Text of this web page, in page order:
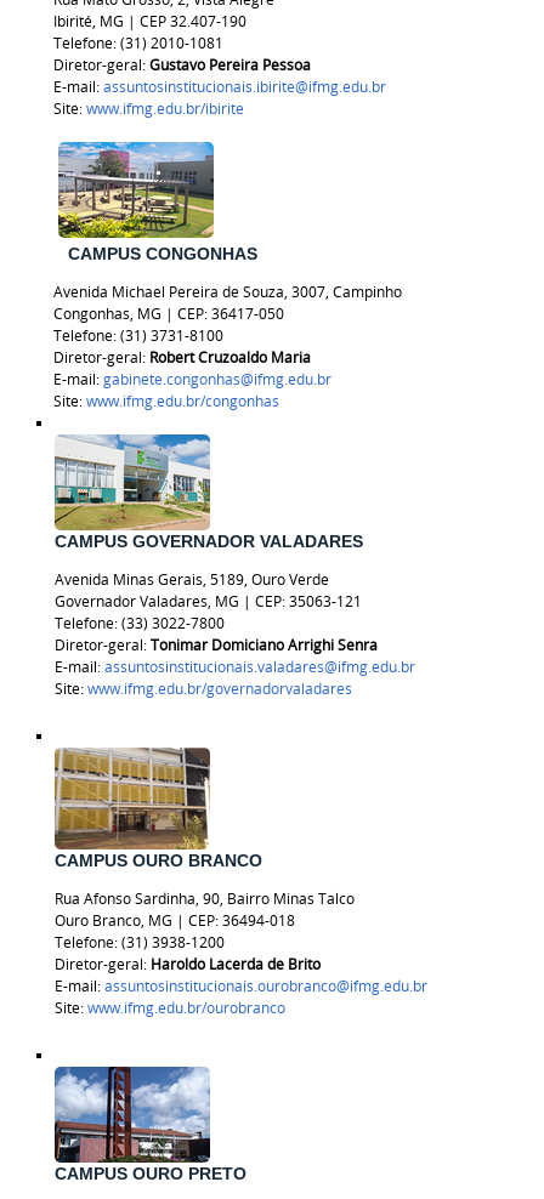
Ibirité, MG | CEP 32.407-190
Telefone: (31) 2010-1081
Diretor-geral:Gustavo Pereira Pessoa
E-mail:assuntosinstitucionais.ibirite@ifmg.edu.br
Site:www.ifmg.edu.br/ibirite
CAMPUS CONGONHAS
Avenida Michael Pereira de Souza, 3007, Campinho
Congonhas, MG | CEP: 36417-050
Telefone: (31) 3731-8100
Diretor-geral: Robert Cruzoaldo Maria
E-mail:gabinete.congonhas@ifmg.edu.br
Site:www.ifmg.edu.br/congonhas
CAMPUS GOVERNADOR VALADARES
Avenida Minas Gerais, 5189, Ouro Verde
Governador Valadares, MG | CEP: 35063-121
Telefone: (33) 3022-7800
Diretor-geral:Tonimar Domiciano Arrighi Senra
E-mail:assuntosinstitucionais.valadares@ifmg.edu.br
Site:www.ifmg.edu.br/governadorvaladares
CAMPUS OURO BRANCO
Rua Afonso Sardinha, 90, Bairro Minas Talco
Ouro Branco, MG | CEP: 36494-018
Telefone:(31) 3938-1200
Diretor-geral: Haroldo Lacerda de Brito
E-mail:assuntosinstitucionais.ourobranco@ifmg.edu.br
Site:www.ifmg.edu.br/ourobranco
CAMPUS OURO PRETO